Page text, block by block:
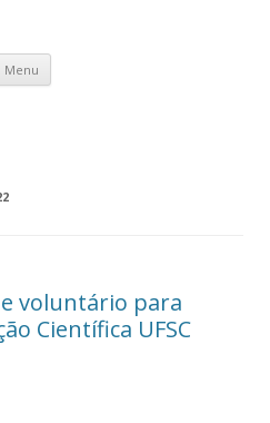
Menu Pular
o
voluntário para
Científica UFSC